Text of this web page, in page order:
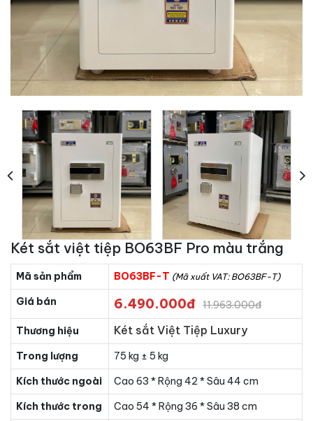
Két sắt việt tiệp BO63BF Pro màu trắng
Mã sản phẩm BO63BF-T (Mã xuất VAT: BO63BF-T)
Giá bán 6.490.000đ 11.963.000đ
Thương hiệu Két sắt Việt Tiệp Luxury
Trong lượng
75 kg ± 5 kg
Kích thước ngoài
Cao 63 * Rộng 42 * Sâu 44 cm
Kích thước trong
Cao 54 * Rộng 36 * Sâu 38 cm